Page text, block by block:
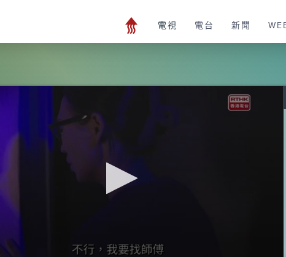
電視 電台 新聞